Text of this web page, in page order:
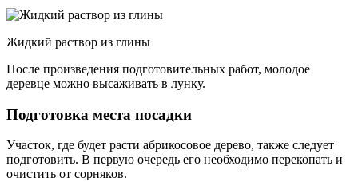
Жидкий раствор из глины
После произведения подготовительных работ, молодое
деревце можно высаживать в лунку.
Подготовка места посадки
Участок, где будет расти абрикосовое дерево, также следует
подготовить. В первую очередь его необходимо перекопать и
очистить от сорняков.